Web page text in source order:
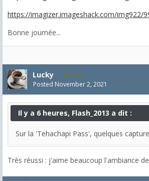
https://imagizer.imageshack.com/img922/
Bonne journée...
Lucky 1,330
Posted November 2, 2021
Il y a 6 heures, Flash_2013 a dit :
Sur la 'Tehachapi Pass', quelques
Très réussi : j'aime beaucoup l'ambiance